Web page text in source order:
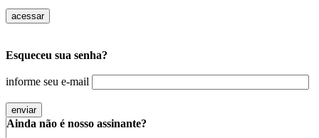
Esqueceu sua senha?
informe seu e-mail
Ainda não é nosso assinante?